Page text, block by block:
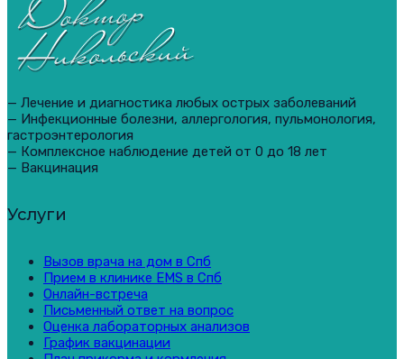
— Лечение и диагностика любых острых заболеваний
— Инфекционные болезни, аллергология, пульмонология,
гастроэнтерология
— Комплексное наблюдение детей от 0 до 18 лет
— Вакцинация
Услуги
Вызов врача на дом в Спб
Прием в клинике EMS в Спб
Онлайн-встреча
Письменный ответ на вопрос
Оценка лабораторных анализов
График вакцинации